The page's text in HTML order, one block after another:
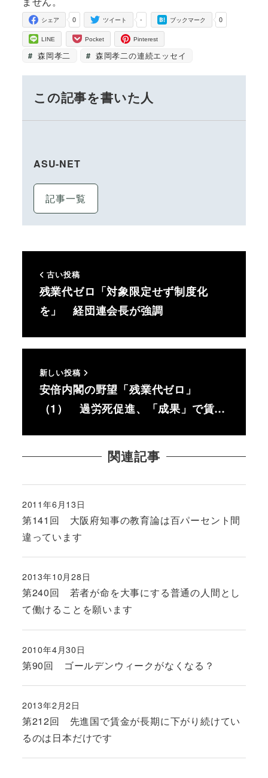
0
シェア -
ツイート 0
ブックマーク
LINE Pocket Pinterest
森岡孝二 森岡孝二の連続エッセイ
この記事を書いた人
ASU-NET
記事一覧
古い投稿
残業代ゼロ「対象限定せず制度化
を」 経団連会長が強調
新しい投稿
安倍内閣の野望「残業代ゼロ」
（1） 過労死促進、「成果」で賃…
関連記事
第141回 大阪府知事の教育論は百パーセント間
違っています
投稿日
2011年6月13日
第240回 若者が命を大事にする普通の人間とし
て働けることを願います
投稿日
2013年10月28日
第90回 ゴールデンウィークがなくなる？
投稿日
2010年4月30日
第212回 先進国で賃金が長期に下がり続けてい
るのは日本だけです
投稿日
2013年2月2日